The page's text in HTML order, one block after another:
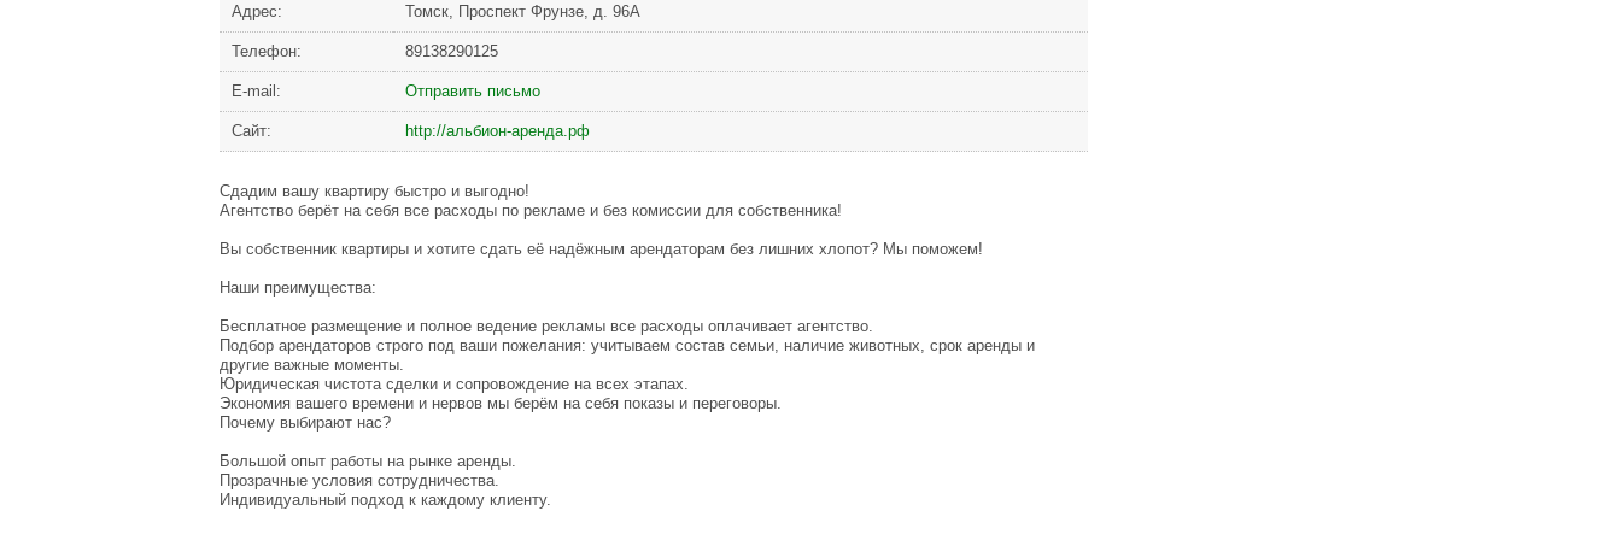
Адрес: Томск, Проспект Фрунзе, д. 96А
Телефон: 89138290125
Е-mail: Отправить письмо
Сайт: http://альбион-аренда.рф
Сдадим вашу квартиру быстро и выгодно!
Агентство берёт на себя все расходы по рекламе и без комиссии для собственника!
Вы собственник квартиры и хотите сдать её надёжным арендаторам без лишних хлопот? Мы поможем!
Наши преимущества:
Бесплатное размещение и полное ведение рекламы все расходы оплачивает агентство.
Подбор арендаторов строго под ваши пожелания: учитываем состав семьи, наличие животных, срок аренды и
другие важные моменты.
Юридическая чистота сделки и сопровождение на всех этапах.
Экономия вашего времени и нервов мы берём на себя показы и переговоры.
Почему выбирают нас?
Большой опыт работы на рынке аренды.
Прозрачные условия сотрудничества.
Индивидуальный подход к каждому клиенту.